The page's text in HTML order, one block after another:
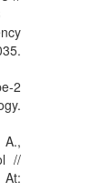
2
A.,
//